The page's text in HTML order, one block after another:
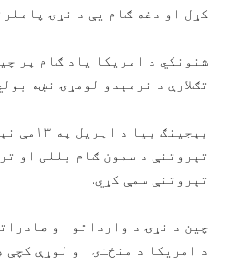
کړل او دغه ګام یې د نړۍ
شنونکي د امريکا ياد ګام پر
تګلارې د نرمېدو لومړۍ نښه
بېجینګ
تېروتنې د سمون ګام بللی او
تېروتنې سمې کړي.
چین د نړۍ د وارداتو او
د امریکا د منځنۍ او لوړې کچې